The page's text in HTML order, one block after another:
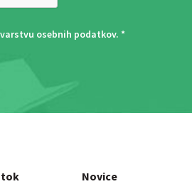
osebnih podatkov. *
tok Novice